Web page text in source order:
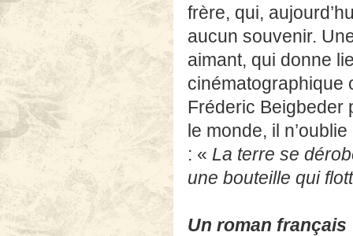
frère, qui,
aucun souvenir.
aimant, qui donne
cinématographique
Fréderic Beigbeder
le monde, il
: « La terre se
une bouteille qui
Un roman français